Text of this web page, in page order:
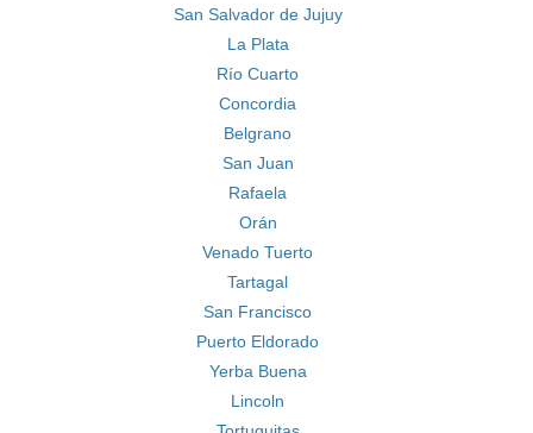
San Salvador de Jujuy
La Plata
Río Cuarto
Concordia
Belgrano
San Juan
Rafaela
Orán
Venado Tuerto
Tartagal
San Francisco
Puerto Eldorado
Yerba Buena
Lincoln